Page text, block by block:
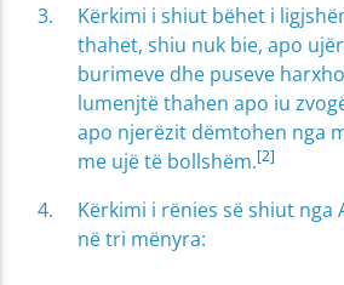
Kërkimi i shiut bëhet i
thahet, shiu nuk bie, apo
burimeve dhe puseve
lumenjtë thahen apo iu
apo njerëzit dëmtohen nga
me ujë të bollshëm.[2]
Kërkimi i rënies së shiut nga
në tri mënyra: